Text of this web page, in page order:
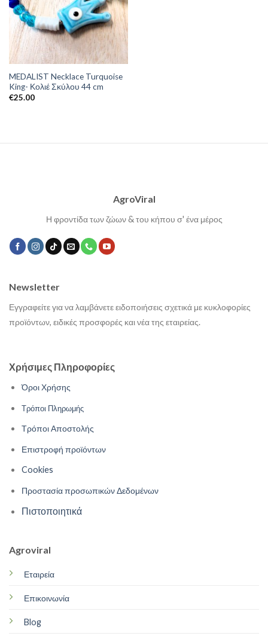
MEDALIST Necklace Turquoise
King- Κολιέ Σκύλου 44 cm
€25.00
AgroViral
Η φροντίδα των ζώων & του κήπου σ' ένα μέρος
Χρήσιμες Πληροφορίες
Όροι Χρήσης
Τρόποι Πληρωμής
Τρόποι Αποστολής
Επιστροφή προϊόντων
Cookies
Προστασία προσωπικών Δεδομένων
Πιστοποιητικά
Agroviral
Εταιρεία
Επικοινωνία
Blog
Newsletter
Εγγραφείτε για να λαμβάνετε ειδοποιήσεις σχετικά με κυκλοφορίες
προϊόντων, ειδικές προσφορές και νέα της εταιρείας.